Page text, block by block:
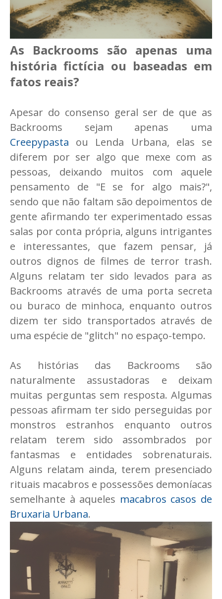
As Backrooms são apenas uma
história fictícia ou baseadas em
fatos reais?
Apesar do consenso geral ser de que as
Backrooms sejam apenas uma
Creepypasta ou Lenda Urbana, elas se
diferem por ser algo que mexe com as
pessoas, deixando muitos com aquele
pensamento de "E se for algo mais?",
sendo que não faltam são depoimentos de
gente afirmando ter experimentado essas
salas por conta própria, alguns intrigantes
e interessantes, que fazem pensar, já
outros dignos de filmes de terror trash.
Alguns relatam ter sido levados para as
Backrooms através de uma porta secreta
ou buraco de minhoca, enquanto outros
dizem ter sido transportados através de
uma espécie de "glitch" no espaço-tempo.
As histórias das Backrooms são
naturalmente assustadoras e deixam
muitas perguntas sem resposta. Algumas
pessoas afirmam ter sido perseguidas por
monstros estranhos enquanto outros
relatam terem sido assombrados por
fantasmas e entidades sobrenaturais.
Alguns relatam ainda, terem presenciado
rituais macabros e possessões demoníacas
semelhante à aqueles macabros casos de
Bruxaria Urbana.